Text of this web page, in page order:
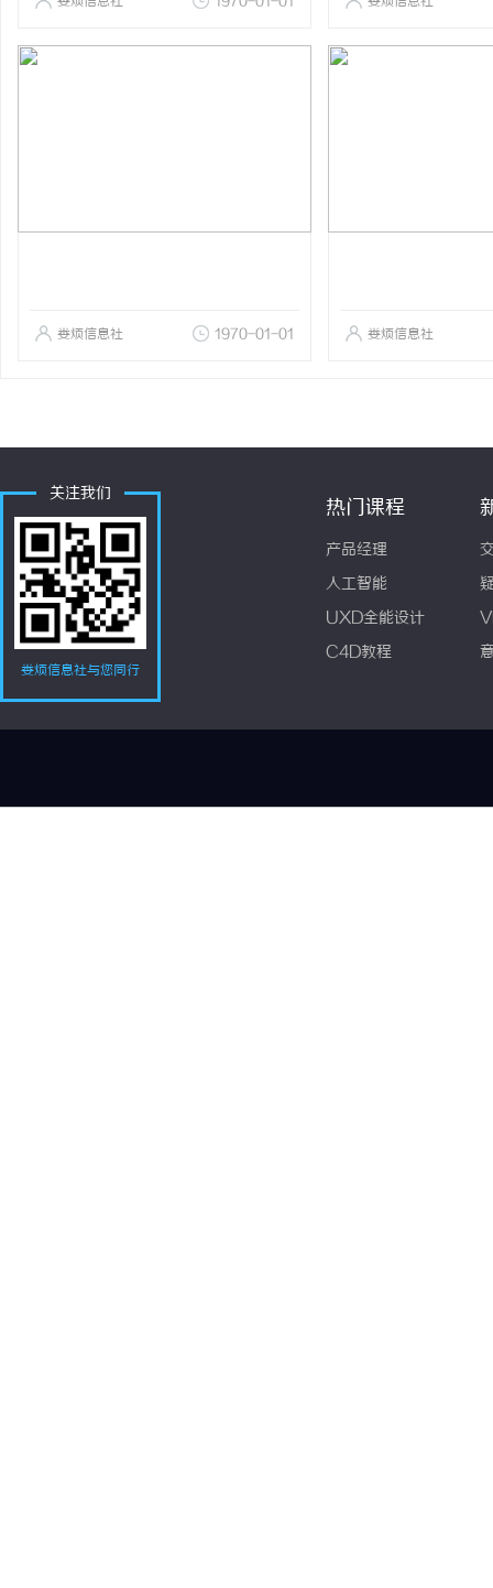
娄烦信息社 1970-01-01 娄烦信息社
关注我们
娄烦信息社与您同行
热门课程
产品经理
人工智能
UXD全能设计
C4D教程